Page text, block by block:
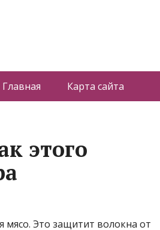
Главная Карта сайта
этого
Это защитит волокна от